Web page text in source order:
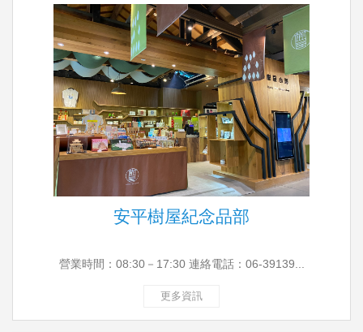
安平樹屋紀念品部
營業時間：08:30－17:30 連絡電話：06-39139...
更多資訊